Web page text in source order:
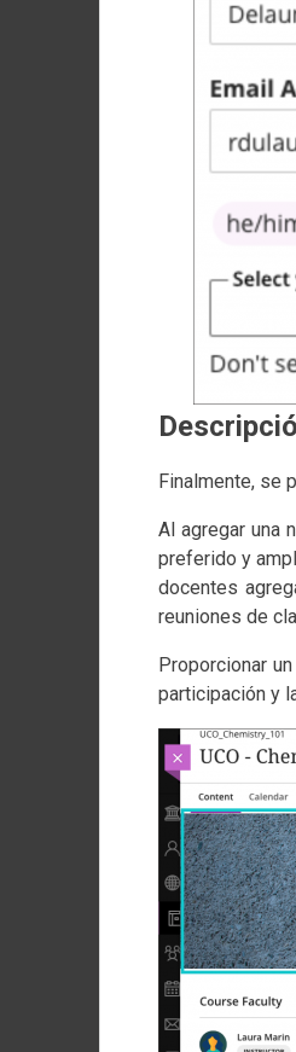
Finalmente, se
Al agregar una
preferido y
docentes
reuniones de
Proporcionar
participación y